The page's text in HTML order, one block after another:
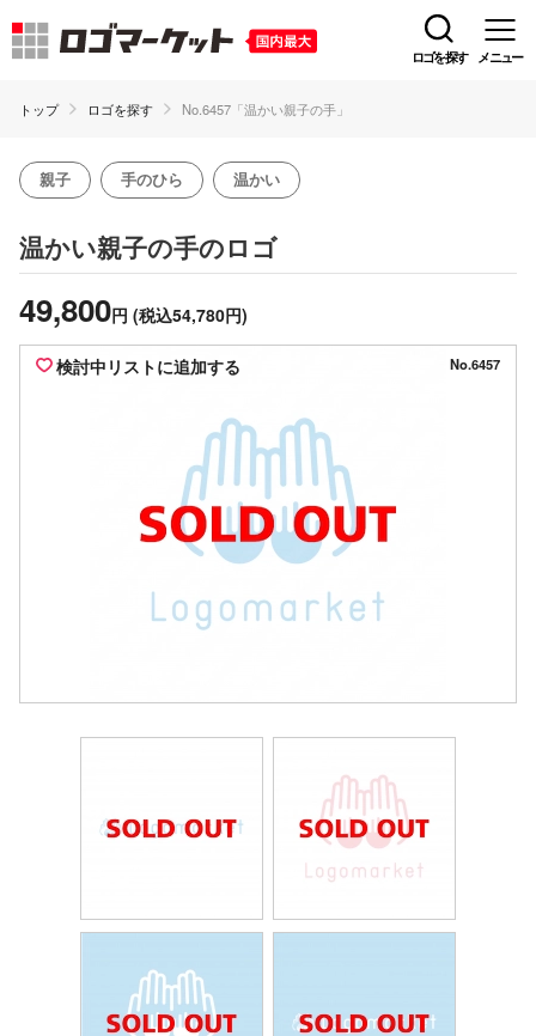
ロゴを探す メニュー
トップ ロゴを探す No.6457「温かい親子の手」
親子 手のひら 温かい
温かい親子の手のロゴ
49,800円 (税込54,780円)
検討中リストに追加する No.6457